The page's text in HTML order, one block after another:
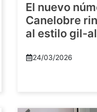
El nuevo
Canelobre
al estilo gil-
24/03/2026